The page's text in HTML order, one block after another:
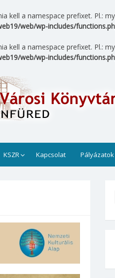
kell a namespace prefixet. Pl.:
web/wp-includes/
kell a namespace prefixet. Pl.:
web/wp-includes/
KSZR Kapcsolat Pályázatok